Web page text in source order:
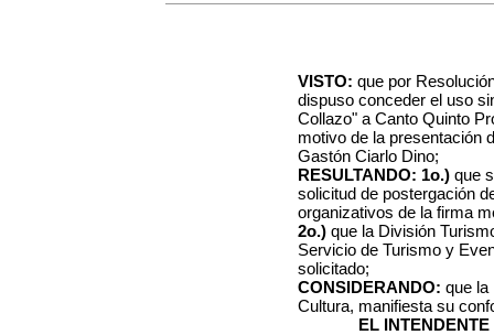
VISTO: que por
dispuso conceder el uso
Collazo" a Canto Quinto
motivo de la presentación
Gastón Ciarlo Dino;
RESULTANDO: 1o.) que
solicitud de postergación
organizativos de la firma
2o.) que la División
Servicio de Turismo y
solicitado;
CONSIDERANDO: que la
Cultura, manifiesta su
EL